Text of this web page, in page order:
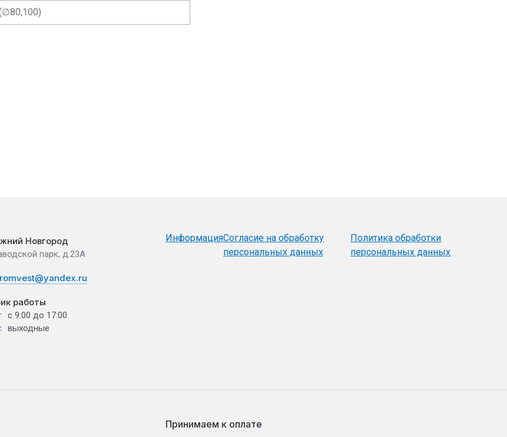
Новгород
парк, д.23А
работы
с 9:00 до 17:00
выходные
ИнформацияСогласие на обработку
персональных данных
Политика обработки
персональных данных
Принимаем к оплате